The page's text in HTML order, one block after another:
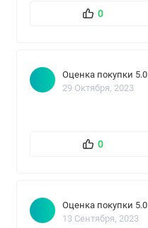
0
Оценка покупки 5.0
29 Октября, 2023
0
Оценка покупки 5.0
13 Сентября, 2023